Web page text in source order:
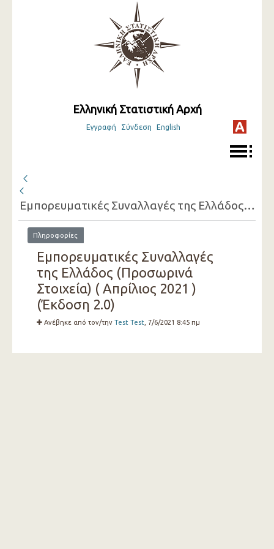
Ελληνική Στατιστική Αρχή
Εγγραφή Σύνδεση English
Εμπορευματικές Συναλλαγές της Ελλάδος (Προσωρινά Στοιχεία) ( Απρίλιος 2021 )
Πληροφορίες
Εμπορευματικές Συναλλαγές
της Ελλάδος (Προσωρινά
Στοιχεία) ( Απρίλιος 2021 )
(Έκδοση 2.0)
Ανέβηκε από τον/την Test Test , 7/6/2021 8:45 πμ